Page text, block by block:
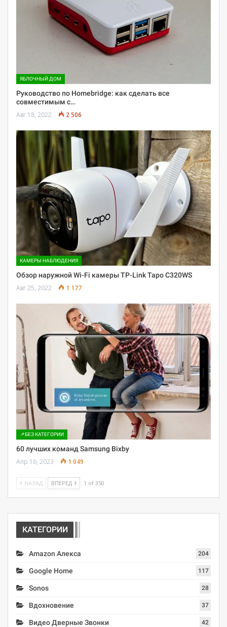
ЯБЛОЧНЫЙ ДОМ
Руководство по Homebridge: как сделать все
совместимым с…
Авг 18, 2022 2 506
КАМЕРЫ НАБЛЮДЕНИЯ
Обзор наружной Wi-Fi камеры TP-Link Tapo C320WS
Авг 25, 2022 1 177
📌БЕЗ КАТЕГОРИИ
60 лучших команд Samsung Bixby
Апр 16, 2023 1 049
НАЗАД ВПЕРЕД 1 of 350
КАТЕГОРИИ
Amazon Алекса 204
Google Home 117
Sonos 28
Вдохновение 37
Видео Дверные Звонки 42